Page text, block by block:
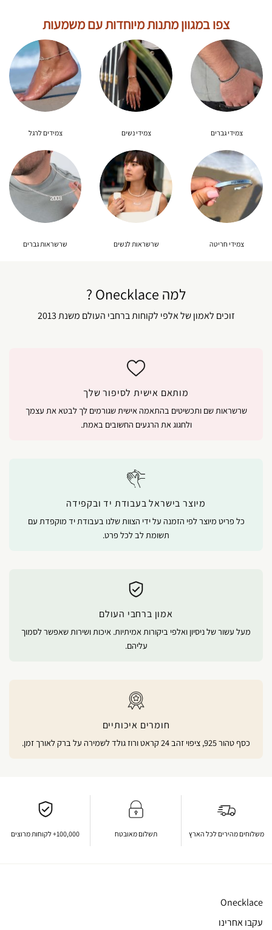
צפו במגוון מתנות מיוחדות עם משמעות
צמידי גברים צמידי נשים צמידים לרגל
צמידי חריטה שרשראות לנשים שרשראות גברים
למה Onecklace ?
זוכים לאמון של אלפי לקוחות ברחבי העולם משנת 2013
מותאם אישית לסיפור שלך
שרשראות שם ותכשיטים בהתאמה אישית שגורמים לך לבטא את עצמך
ולחגוג את הרגעים החשובים באמת.
מיוצר בישראל בעבודת יד ובקפידה
כל פריט מיוצר לפי הזמנה על ידי הצוות שלנו בעבודת יד מוקפדת עם
תשומת לב לכל פרט.
אמון ברחבי העולם
מעל עשור של ניסיון ואלפי ביקורות אמיתיות. איכות ושירות שאפשר לסמוך
עליהם.
חומרים איכותיים
כסף טהור 925, ציפוי זהב 24 קראט ורוז גולד לשמירה על ברק לאורך זמן.
משלוחים מהירים לכל הארץ תשלום מאובטח 100,000+ לקוחות מרוצים
Onecklace
עקבו אחרינו